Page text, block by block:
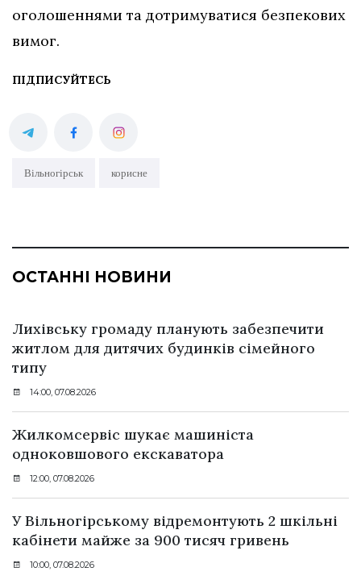
оголошеннями та дотримуватися безпекових
вимог.
ПІДПИСУЙТЕСЬ
Вільногірськ корисне
ОСТАННІ НОВИНИ
Лихівську громаду планують забезпечити
житлом для дитячих будинків сімейного
типу
14:00, 07.08.2026
Жилкомсервіс шукає машиніста
одноковшового екскаватора
12:00, 07.08.2026
У Вільногірському відремонтують 2 шкільні
кабінети майже за 900 тисяч гривень
10:00, 07.08.2026